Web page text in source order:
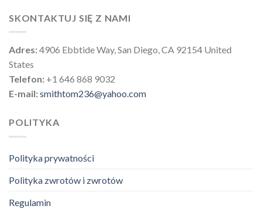
SKONTAKTUJ SIĘ Z NAMI
Adres:4906 Ebbtide Way, San Diego, CA 92154 United
States
Telefon: +1 646 868 9032
E-mail:smithtom236@yahoo.com
POLITYKA
Polityka prywatności
Polityka zwrotów i zwrotów
Regulamin